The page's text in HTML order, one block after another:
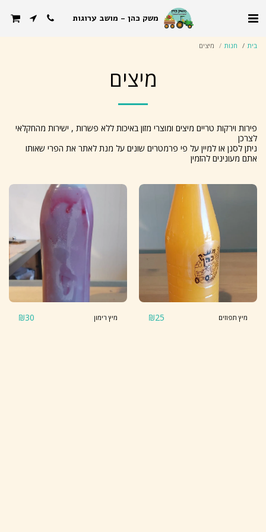
משק כהן - מושב ערוגות
בית חנות מיצים
מיצים
פירות וירקות טריים מיצים ומוצרי מזון באיכות ללא פשרות , ישירות מהחקלאי
ניתן לסנן או למיין על פי פרמטרים שונים על מנת לאתר את הפרי שאותו
אתם מעונינים להזמין
מיץ תפוזים ₪25 מיץ רימון ₪30